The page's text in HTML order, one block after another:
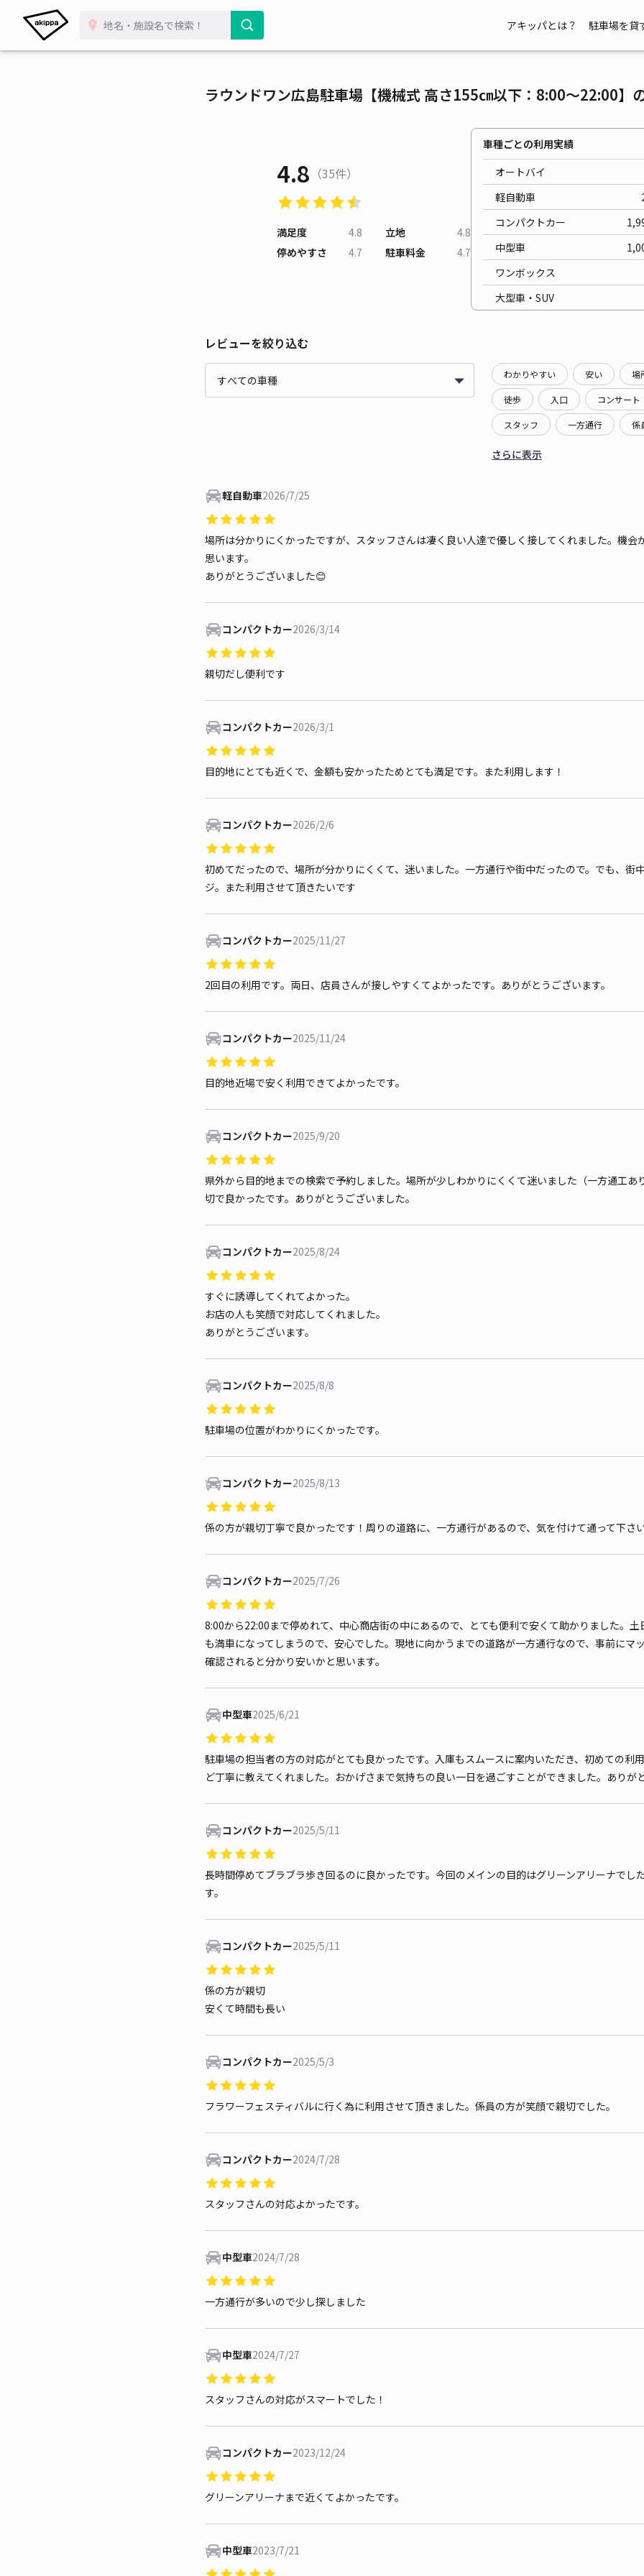
アキッパとは？ 駐車場を貸
ラウンドワン広島駐車場【機械式 高さ155㎝以下：8:00〜22:00】
4.8 （35件）
満足度 4.8 立地
4.8
停めやすさ
4.7 駐車料金 4.7
車種ごとの利用実績
オートバイ
軽自動車
コンパクトカー
中型車
ワンボックス
大型車・SUV
レビューを絞り込む
わかりやすい 安い 場
徒歩 入口 コンサート
スタッフ 一方通行 係
さらに表示
軽自動車2026/7/25
場所は分かりにくかったですが、スタッフさんは凄く良い人達で優しく接してくれました。機会
思います。
ありがとうございました😊
コンパクトカー2026/3/14
親切だし便利です
コンパクトカー2026/3/1
目的地にとても近くで、金額も安かったためとても満足です。また利用します！
コンパクトカー2026/2/6
初めてだったので、場所が分かりにくくて、迷いました。一方通行や街中だったので。でも、街
ジ。また利用させて頂きたいです
コンパクトカー2025/11/27
2回目の利用です。両日、店員さんが接しやすくてよかったです。ありがとうございます。
コンパクトカー2025/11/24
目的地近場で安く利用できてよかったです。
コンパクトカー2025/9/20
県外から目的地までの検索で予約しました。場所が少しわかりにくくて迷いました（一方通工あ
切で良かったです。ありがとうございました。
コンパクトカー2025/8/24
すぐに誘導してくれてよかった。
お店の人も笑顔で対応してくれました。
ありがとうございます。
コンパクトカー2025/8/8
駐車場の位置がわかりにくかったです。
コンパクトカー2025/8/13
係の方が親切丁寧で良かったです！周りの道路に、一方通行があるので、気を付けて通って下さ
コンパクトカー2025/7/26
8:00から22:00まで停めれて、中心商店街の中にあるので、とても便利で安くて助かりました。
も満車になってしまうので、安心でした。現地に向かうまでの道路が一方通行なので、事前にマ
確認されると分かり安いかと思います。
中型車2025/6/21
駐車場の担当者の方の対応がとても良かったです。入庫もスムースに案内いただき、初めての利
ど丁寧に教えてくれました。おかげさまで気持ちの良い一日を過ごすことができました。ありが
コンパクトカー2025/5/11
長時間停めてブラブラ歩き回るのに良かったです。今回のメインの目的はグリーンアリーナでし
す。
コンパクトカー2025/5/11
係の方が親切
安くて時間も長い
コンパクトカー2025/5/3
フラワーフェスティバルに行く為に利用させて頂きました。係員の方が笑顔で親切でした。
コンパクトカー2024/7/28
スタッフさんの対応よかったです。
中型車2024/7/28
一方通行が多いので少し探しました
中型車2024/7/27
スタッフさんの対応がスマートでした！
コンパクトカー2023/12/24
グリーンアリーナまで近くてよかったです。
中型車2023/7/21